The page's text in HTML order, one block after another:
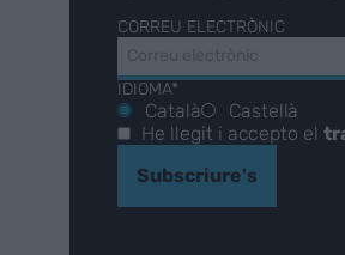
CORREU ELECTRÒNIC
IDIOMA*
Català
Castellà
He llegit i accepto el
Subscriure's